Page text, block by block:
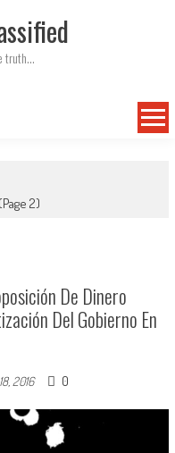
truth…
(Page 2)
De Dinero
Del Gobierno En
2016 0